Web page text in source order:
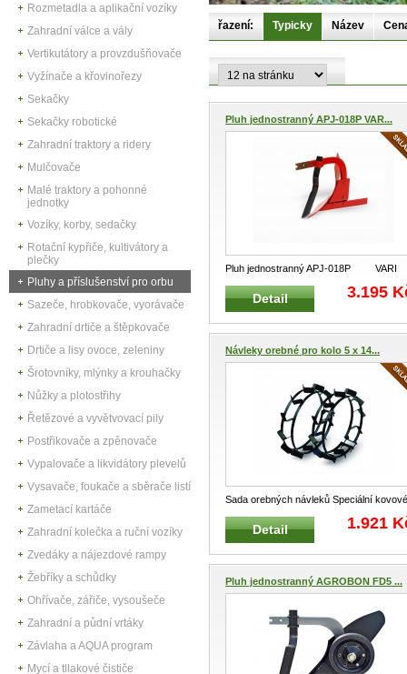
Rozmetadla a aplikační vozíky
Zahradní válce a vály
Vertikutátory a provzdušňovače
Vyžínače a křovinořezy
Sekačky
Sekačky robotické
Zahradní traktory a ridery
Mulčovače
Malé traktory a pohonné
jednotky
Vozíky, korby, sedačky
Rotační kypřiče, kultivátory a
plečky
Pluhy a příslušenství pro orbu
Sazeče, hrobkovače, vyorávače
Zahradní drtiče a štěpkovače
Drtiče a lisy ovoce, zeleniny
Šrotovníky, mlýnky a krouhačky
Nůžky a plotostřihy
Řetězové a vyvětvovací pily
Postřikovače a zpěnovače
Vypalovače a likvidátory plevelů
Vysavače, foukače a sběrače listí
Zametací kartáče
Zahradní kolečka a ruční vozíky
Zvedáky a nájezdové rampy
Žebříky a schůdky
Ohřívače, zářiče, vysoušeče
Zahradní a půdní vrtáky
Závlaha a AQUA program
Mycí a tllakové čističe
řazení: Typicky Název
Pluh jednostranný APJ-018P VAR...
Pluh jednostranný APJ-018P VARI
3612 Jednostranný pravý
Detail 3.195
Návleky orebné pro kolo 5 x 14...
Sada orebných návleků Speciální kovové
návleky na kola tažných náprav
Detail 1.921
Pluh jednostranný AGROBON FD5 ...